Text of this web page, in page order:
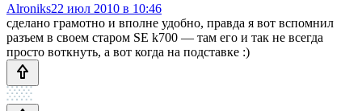
Alroniks22 июл 2010 в 10:46
сделано грамотно и вполне удобно, правда я вот вспомнил
разъем в своем старом SE k700 — там его и так не всегда
просто воткнуть, а вот когда на подставке :)